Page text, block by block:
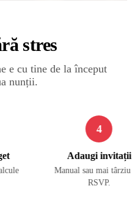
stres
e cu tine de la început
nunții.
Adaugi invitații
Manual sau mai târziu din